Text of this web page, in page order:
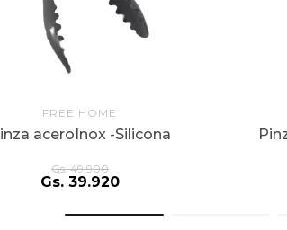
FREE HOME
aceroInox -Silicona
Gs. 49.900
Gs. 39.920